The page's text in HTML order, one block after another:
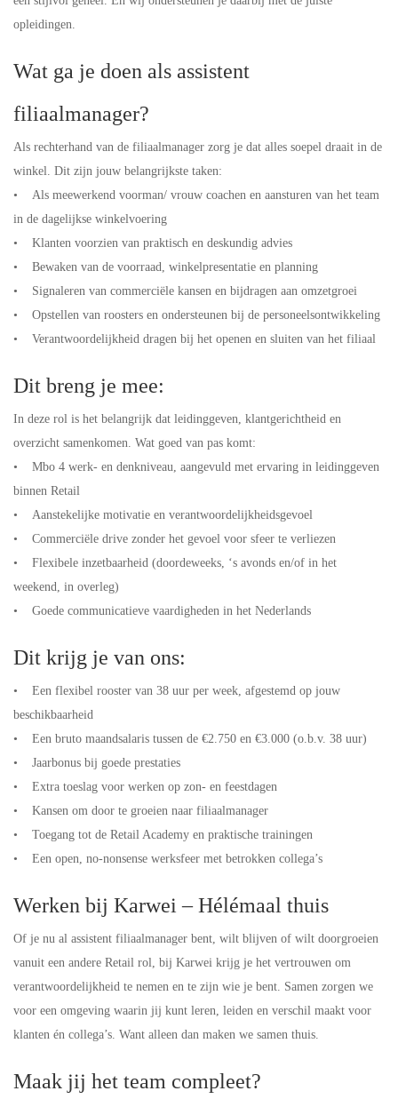
opleidingen.
Wat ga je doen als assistent
filiaalmanager?
Als rechterhand van de filiaalmanager zorg je dat alles soepel draait in de
winkel. Dit zijn jouw belangrijkste taken:
• Als meewerkend voorman/ vrouw coachen en aansturen van het team
in de dagelijkse winkelvoering
• Klanten voorzien van praktisch en deskundig advies
• Bewaken van de voorraad, winkelpresentatie en planning
• Signaleren van commerciële kansen en bijdragen aan omzetgroei
• Opstellen van roosters en ondersteunen bij de personeelsontwikkeling
• Verantwoordelijkheid dragen bij het openen en sluiten van het filiaal
Dit breng je mee:
In deze rol is het belangrijk dat leidinggeven, klantgerichtheid en
overzicht samenkomen. Wat goed van pas komt:
• Mbo 4 werk- en denkniveau, aangevuld met ervaring in leidinggeven
binnen Retail
• Aanstekelijke motivatie en verantwoordelijkheidsgevoel
• Commerciële drive zonder het gevoel voor sfeer te verliezen
• Flexibele inzetbaarheid (doordeweeks, ‘s avonds en/of in het
weekend, in overleg)
• Goede communicatieve vaardigheden in het Nederlands
Dit krijg je van ons:
• Een flexibel rooster van 38 uur per week, afgestemd op jouw
beschikbaarheid
• Een bruto maandsalaris tussen de €2.750 en €3.000 (o.b.v. 38 uur)
• Jaarbonus bij goede prestaties
• Extra toeslag voor werken op zon- en feestdagen
• Kansen om door te groeien naar filiaalmanager
• Toegang tot de Retail Academy en praktische trainingen
• Een open, no-nonsense werksfeer met betrokken collega’s
Werken bij Karwei – Hélémaal thuis
Of je nu al assistent filiaalmanager bent, wilt blijven of wilt doorgroeien
vanuit een andere Retail rol, bij Karwei krijg je het vertrouwen om
verantwoordelijkheid te nemen en te zijn wie je bent. Samen zorgen we
voor een omgeving waarin jij kunt leren, leiden en verschil maakt voor
klanten én collega’s. Want alleen dan maken we samen thuis.
Maak jij het team compleet?